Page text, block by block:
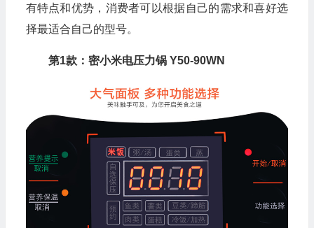
有特点和优势，消费者可以根据自己的需求和喜好选
择最适合自己的型号。
第1款：密小米电压力锅 Y50-90WN